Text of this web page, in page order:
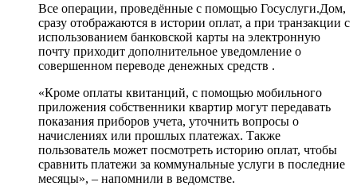
Все операции, проведённые с помощью Госуслуги.Дом,
сразу отображаются в истории оплат, а при транзакции с
использованием банковской карты на электронную
почту приходит дополнительное уведомление о
совершенном переводе денежных средств .
«Кроме оплаты квитанций, с помощью мобильного
приложения собственники квартир могут передавать
показания приборов учета, уточнить вопросы о
начислениях или прошлых платежах. Также
пользователь может посмотреть историю оплат, чтобы
сравнить платежи за коммунальные услуги в последние
месяцы», – напомнили в ведомстве.